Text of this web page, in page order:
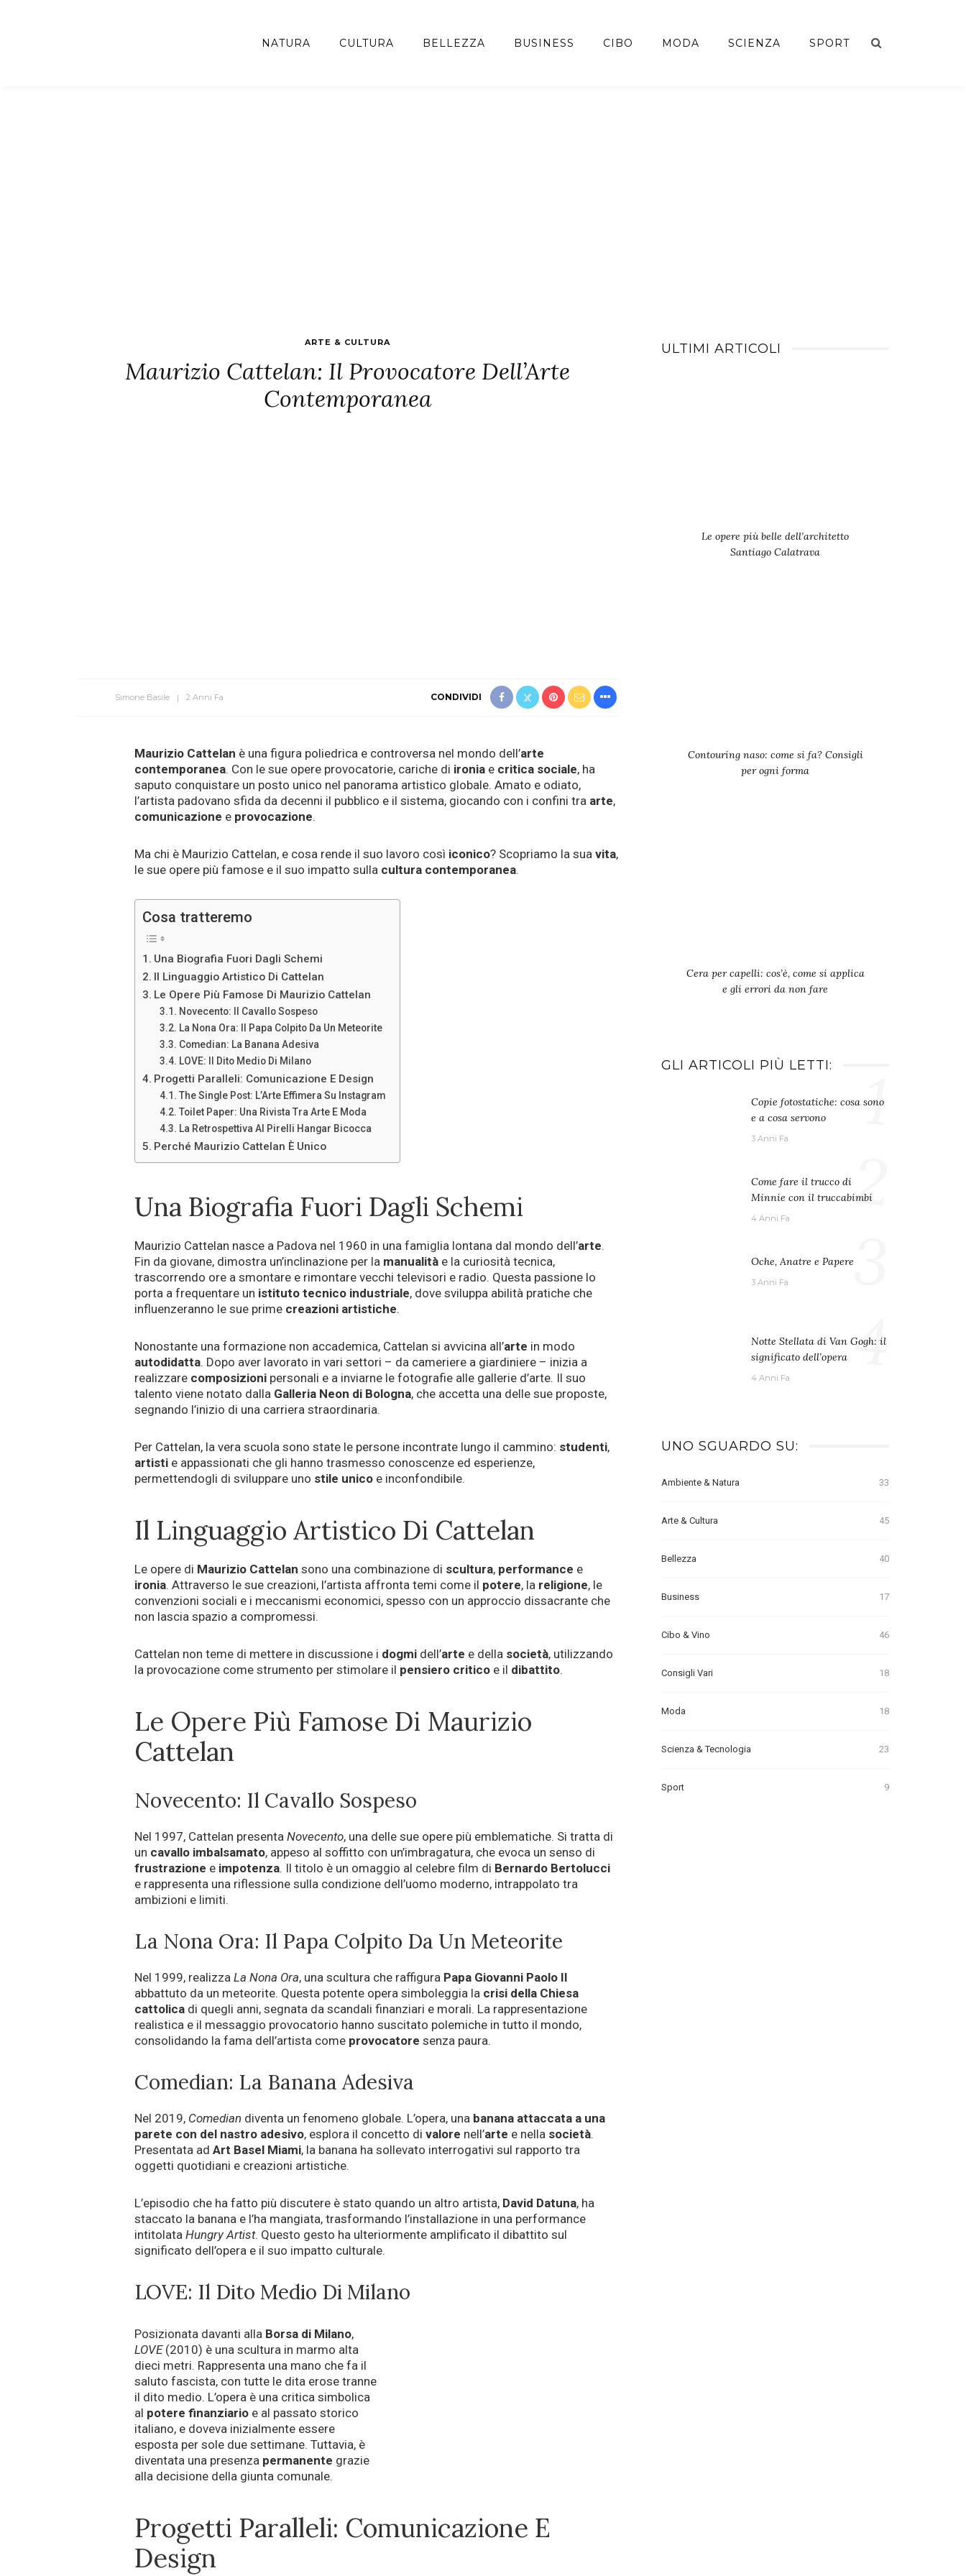
NATURA CULTURA BELLEZZA BUSINESS CIBO MODA SCIENZA SPORT
ARTE & CULTURA
Maurizio Cattelan: Il Provocatore Dell’Arte
Contemporanea
Simone Basile 2 Anni Fa CONDIVIDI
Maurizio Cattelan è una figura poliedrica e controversa nel mondo dell’arte
contemporanea. Con le sue opere provocatorie, cariche di ironia e critica sociale, ha
saputo conquistare un posto unico nel panorama artistico globale. Amato e odiato,
l’artista padovano sfida da decenni il pubblico e il sistema, giocando con i confini tra arte,
comunicazione e provocazione.
Ma chi è Maurizio Cattelan, e cosa rende il suo lavoro così iconico? Scopriamo la sua vita,
le sue opere più famose e il suo impatto sulla cultura contemporanea.
Cosa tratteremo
Una Biografia Fuori Dagli Schemi
Il Linguaggio Artistico Di Cattelan
Le Opere Più Famose Di Maurizio Cattelan
Novecento: Il Cavallo Sospeso
La Nona Ora: Il Papa Colpito Da Un Meteorite
Comedian: La Banana Adesiva
LOVE: Il Dito Medio Di Milano
Progetti Paralleli: Comunicazione E Design
The Single Post: L’Arte Effimera Su Instagram
Toilet Paper: Una Rivista Tra Arte E Moda
La Retrospettiva Al Pirelli Hangar Bicocca
Perché Maurizio Cattelan È Unico
Una Biografia Fuori Dagli Schemi
Maurizio Cattelan nasce a Padova nel 1960 in una famiglia lontana dal mondo dell’arte.
Fin da giovane, dimostra un’inclinazione per la manualità e la curiosità tecnica,
trascorrendo ore a smontare e rimontare vecchi televisori e radio. Questa passione lo
porta a frequentare un istituto tecnico industriale, dove sviluppa abilità pratiche che
influenzeranno le sue prime creazioni artistiche.
Nonostante una formazione non accademica, Cattelan si avvicina all’arte in modo
autodidatta. Dopo aver lavorato in vari settori – da cameriere a giardiniere – inizia a
realizzare composizioni personali e a inviarne le fotografie alle gallerie d’arte. Il suo
talento viene notato dalla Galleria Neon di Bologna, che accetta una delle sue proposte,
segnando l’inizio di una carriera straordinaria.
Per Cattelan, la vera scuola sono state le persone incontrate lungo il cammino: studenti,
artisti e appassionati che gli hanno trasmesso conoscenze ed esperienze,
permettendogli di sviluppare uno stile unico e inconfondibile.
Il Linguaggio Artistico Di Cattelan
Le opere di Maurizio Cattelan sono una combinazione di scultura, performance e
ironia. Attraverso le sue creazioni, l’artista affronta temi come il potere, la religione, le
convenzioni sociali e i meccanismi economici, spesso con un approccio dissacrante che
non lascia spazio a compromessi.
Cattelan non teme di mettere in discussione i dogmi dell’arte e della società, utilizzando
la provocazione come strumento per stimolare il pensiero critico e il dibattito.
Le Opere Più Famose Di Maurizio
Cattelan
Novecento: Il Cavallo Sospeso
Nel 1997, Cattelan presenta Novecento, una delle sue opere più emblematiche. Si tratta di
un cavallo imbalsamato, appeso al soffitto con un’imbragatura, che evoca un senso di
frustrazione e impotenza. Il titolo è un omaggio al celebre film di Bernardo Bertolucci
e rappresenta una riflessione sulla condizione dell’uomo moderno, intrappolato tra
ambizioni e limiti.
La Nona Ora: Il Papa Colpito Da Un Meteorite
Nel 1999, realizza La Nona Ora, una scultura che raffigura Papa Giovanni Paolo II
abbattuto da un meteorite. Questa potente opera simboleggia la crisi della Chiesa
cattolica di quegli anni, segnata da scandali finanziari e morali. La rappresentazione
realistica e il messaggio provocatorio hanno suscitato polemiche in tutto il mondo,
consolidando la fama dell’artista come provocatore senza paura.
Comedian: La Banana Adesiva
Nel 2019, Comedian diventa un fenomeno globale. L’opera, una banana attaccata a una
parete con del nastro adesivo, esplora il concetto di valore nell’arte e nella società.
Presentata ad Art Basel Miami, la banana ha sollevato interrogativi sul rapporto tra
oggetti quotidiani e creazioni artistiche.
L’episodio che ha fatto più discutere è stato quando un altro artista, David Datuna, ha
staccato la banana e l’ha mangiata, trasformando l’installazione in una performance
intitolata Hungry Artist. Questo gesto ha ulteriormente amplificato il dibattito sul
significato dell’opera e il suo impatto culturale.
LOVE: Il Dito Medio Di Milano
Posizionata davanti alla Borsa di Milano,
LOVE(2010) è una scultura in marmo alta
dieci metri. Rappresenta una mano che fa il
saluto fascista, con tutte le dita erose tranne
il dito medio. L’opera è una critica simbolica
al potere finanziario e al passato storico
italiano, e doveva inizialmente essere
esposta per sole due settimane. Tuttavia, è
diventata una presenza permanente grazie
alla decisione della giunta comunale.
Progetti Paralleli: Comunicazione E
Design
ULTIMI ARTICOLI
Le opere più belle dell’architetto
Santiago Calatrava
Contouring naso: come si fa? Consigli
per ogni forma
Cera per capelli: cos’è, come si applica
e gli errori da non fare
GLI ARTICOLI PIÙ LETTI:
Copie fotostatiche: cosa sono
e a cosa servono
3 Anni Fa 1
Come fare il trucco di
Minnie con il truccabimbi
4 Anni Fa 2
Oche, Anatre e Papere
3 Anni Fa 3
Notte Stellata di Van Gogh: il
significato dell’opera
4 Anni Fa 4
UNO SGUARDO SU:
Ambiente & Natura 33
Arte & Cultura 45
Bellezza 40
Business 17
Cibo & Vino 46
Consigli Vari 18
Moda 18
Scienza & Tecnologia 23
Sport 9